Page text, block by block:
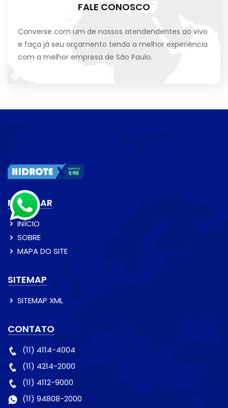
FALE CONOSCO
Converse com um de nossos atendendentes ao vivo
e faça já seu orçamento tendo a melhor experiência
com a melhor empresa de São Paulo.
NAVEGAR
INÍCIO
SOBRE
MAPA DO SITE
SITEMAP
SITEMAP XML
CONTATO
(11) 4114-4004
(11) 4214-2000
(11) 4112-9000
(11) 94808-2000